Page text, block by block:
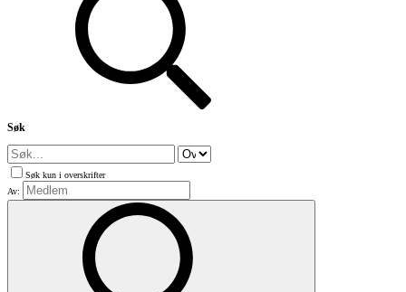
Søk
Søk kun i overskrifter
Av: